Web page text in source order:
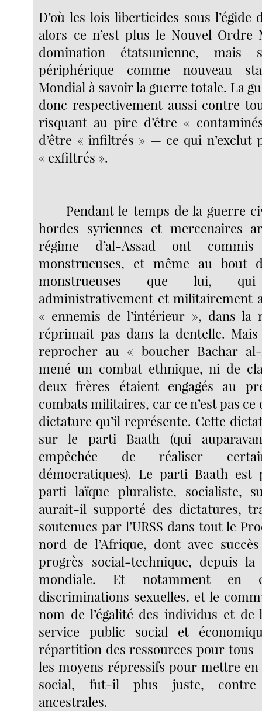
D’où les lois liberticides sous
alors ce n’est plus le Nouvel Ordre
domination étatsunienne, mais
périphérique comme nouveau
Mondial à savoir la guerre totale. La
donc respectivement aussi contre
risquant au pire d’être «
d’être « infiltrés » — ce qui n’exclut
« exfiltrés ».
Pendant le temps de la guerre
hordes syriennes et mercenaires
régime d’al-Assad ont
monstrueuses, et même au bout
monstrueuses que lui,
administrativement et militairement
« ennemis de l’intérieur », dans la
réprimait pas dans la dentelle.
reprocher au « boucher Bachar al-
mené un combat ethnique, ni de
deux frères étaient engagés au
combats militaires, car ce n’est pas
dictature qu’il représente. Cette
sur le parti Baath (qui
empêchée de réaliser
démocratiques). Le parti Baath
parti laïque pluraliste, socialiste,
aurait-il supporté des dictatures,
soutenues par l’URSS dans tout le
nord de l’Afrique, dont avec
progrès social-technique, depuis la
mondiale. Et notamment en
discriminations sexuelles, et le
nom de l’égalité des individus et de
service public social et
répartition des ressources pour tous
les moyens répressifs pour mettre
social, fut-il plus juste,
ancestrales.